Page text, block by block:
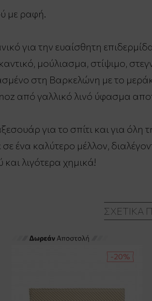
με ραφή.
για την ευαίσθητη
μούλιασμα, στίψιμο,
στη Βαρκελώνη με το
από γαλλικό λινό ύφασμα
για το σπίτι και για
ένα καλύτερο μέλλον,
λιγότερα χημικά!
ΣΧΕΤΙΚΆ
-20%